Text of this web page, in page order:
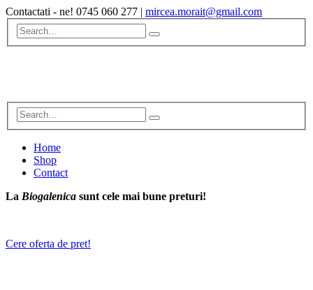
Contactati - ne! 0745 060 277 | mircea.morait@gmail.com
Home
Shop
Contact
La Biogalenica sunt cele mai bune preturi!
Cere oferta de pret!